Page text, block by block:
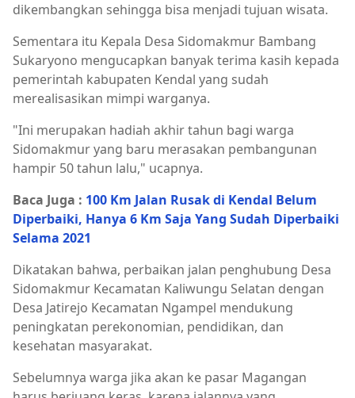
dikembangkan sehingga bisa menjadi tujuan wisata.
Sementara itu Kepala Desa Sidomakmur Bambang
Sukaryono mengucapkan banyak terima kasih kepada
pemerintah kabupaten Kendal yang sudah
merealisasikan mimpi warganya.
"Ini merupakan hadiah akhir tahun bagi warga
Sidomakmur yang baru merasakan pembangunan
hampir 50 tahun lalu," ucapnya.
Baca Juga : 100 Km Jalan Rusak di Kendal Belum
Diperbaiki, Hanya 6 Km Saja Yang Sudah Diperbaiki
Selama 2021
Dikatakan bahwa, perbaikan jalan penghubung Desa
Sidomakmur Kecamatan Kaliwungu Selatan dengan
Desa Jatirejo Kecamatan Ngampel mendukung
peningkatan perekonomian, pendidikan, dan
kesehatan masyarakat.
Sebelumnya warga jika akan ke pasar Magangan